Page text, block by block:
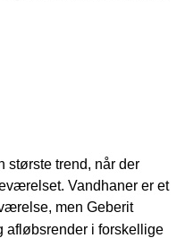
største trend, når der
Vandhaner er et
men Geberit
afløbsrender i forskellige